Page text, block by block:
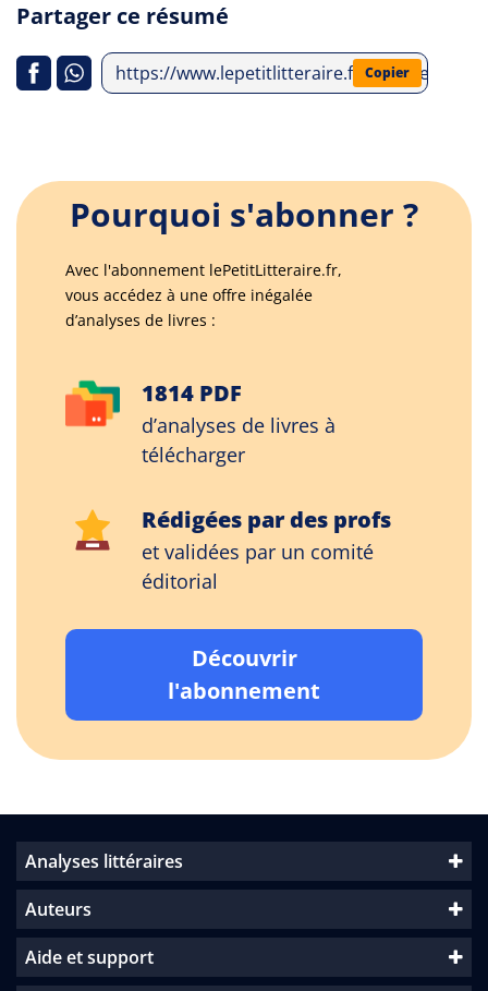
Partager ce résumé
https://www.lepetitlitteraire.fr/analyses-
Copier
Pourquoi s'abonner ?
Avec l'abonnement lePetitLitteraire.fr,
vous accédez à une offre inégalée
d’analyses de livres :
1814 PDF
d’analyses de livres à
télécharger
Rédigées par des profs
et validées par un comité
éditorial
Découvrir
l'abonnement
Analyses littéraires
Auteurs
Aide et support